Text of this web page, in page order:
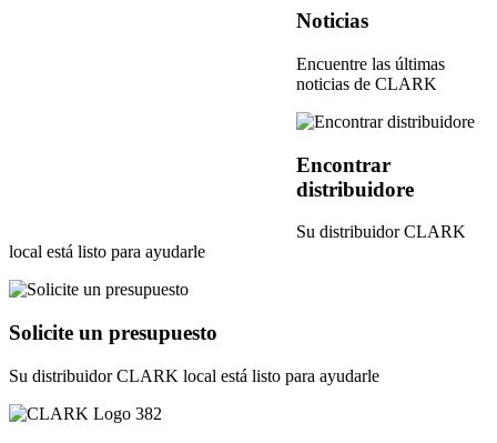
Noticias
Encuentre las últimas
noticias de CLARK
Encontrar
distribuidore
Su distribuidor CLARK
local está listo para ayudarle
Solicite un presupuesto
Su distribuidor CLARK local está listo para ayudarle